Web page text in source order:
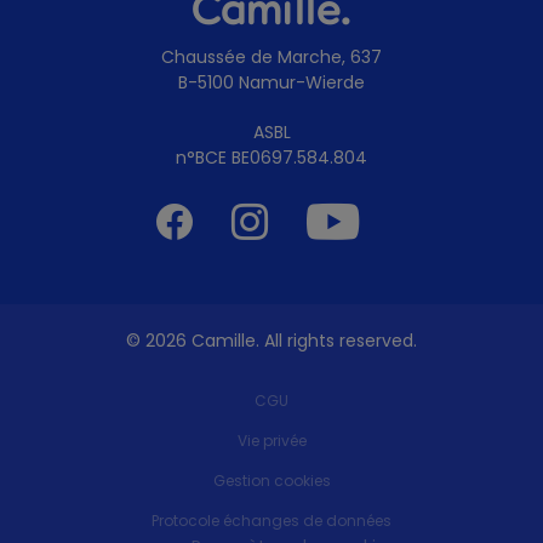
Chaussée de Marche, 637
B-5100 Namur-Wierde
ASBL
n°BCE BE0697.584.804
Facebook Instagram
© 2026 Camille. All rights reserved.
CGU
Vie privée
Gestion cookies
Protocole échanges de données